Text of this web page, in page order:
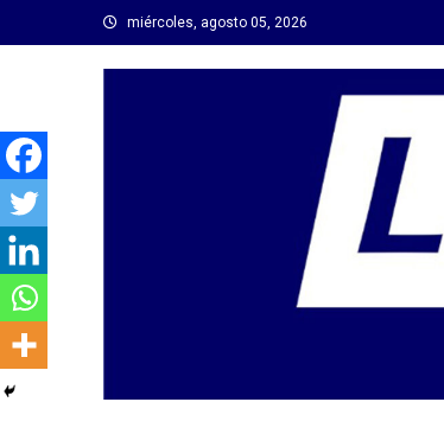
al
miércoles, agosto 05, 2026